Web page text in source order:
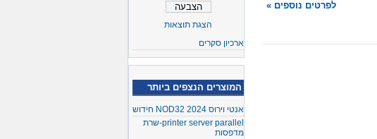
הצגת תוצאות
ארכיון סקרים
המוצרים הנצפים ביותר
אנטי וירוס NOD32 2024 חידוש
printer server parallel-שרת
מדפסות
לפרטים נוספים »